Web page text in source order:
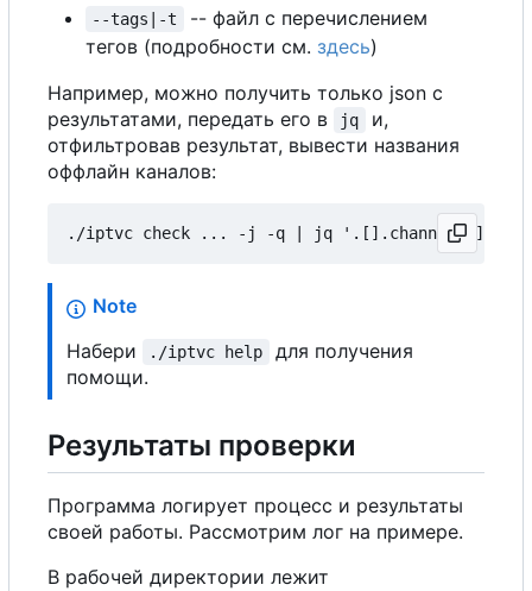
--tags|-t
-- файл с перечислением
тегов (подробности см. здесь)
Например, можно получить только json с
результатами, передать его в
jq
и,
отфильтровав результат, вывести названия
оффлайн каналов:
Note
Набери
./iptvc help
для получения
помощи.
Результаты проверки
Программа логирует процесс и результаты
своей работы. Рассмотрим лог на примере.
В рабочей директории лежит